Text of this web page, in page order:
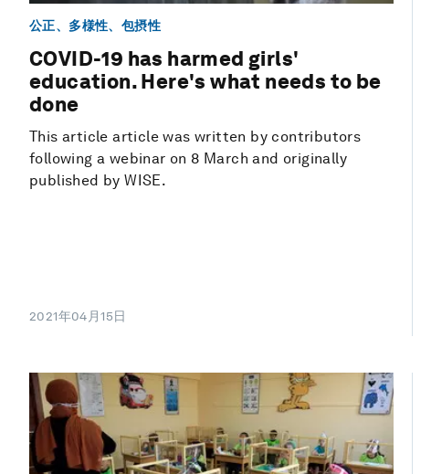
公正、多様性、包摂性
COVID-19 has harmed girls'
education. Here's what needs to be
done
This article article was written by contributors
following a webinar on 8 March and originally
published by WISE.
2021年04月15日